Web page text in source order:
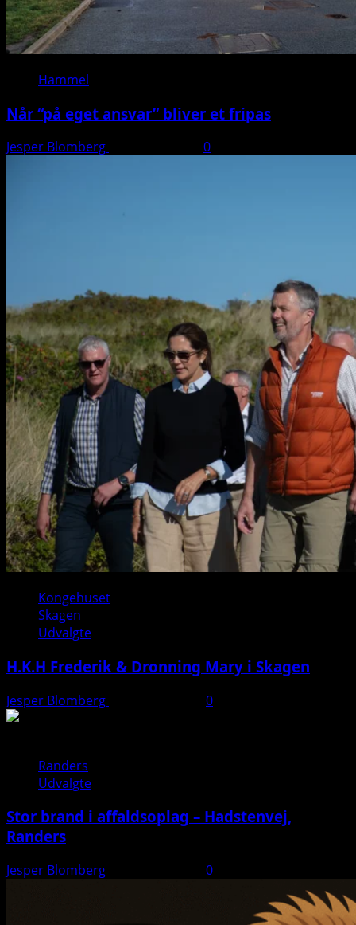
Hammel
Når “på eget ansvar” bliver et fripas
Jesper Blomberg 0
Kongehuset
Skagen
Udvalgte
H.K.H Frederik & Dronning Mary i Skagen
Jesper Blomberg 0
Randers
Udvalgte
Stor brand i affaldsoplag – Hadstenvej,
Randers
Jesper Blomberg 0